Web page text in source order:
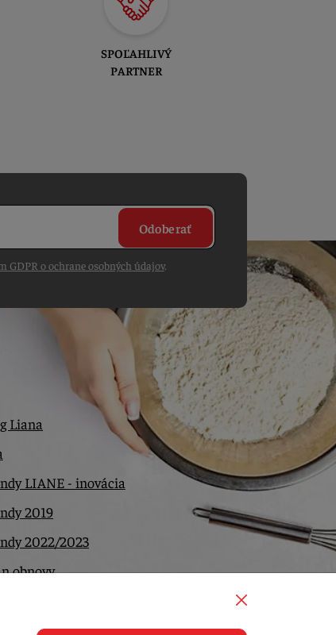
SPOĽAHLIVÝ
PARTNER
Odoberať
GDPR o ochrane osobných údajov.
Liana
LIANE - inovácia
2019
2022/2023
obnovy